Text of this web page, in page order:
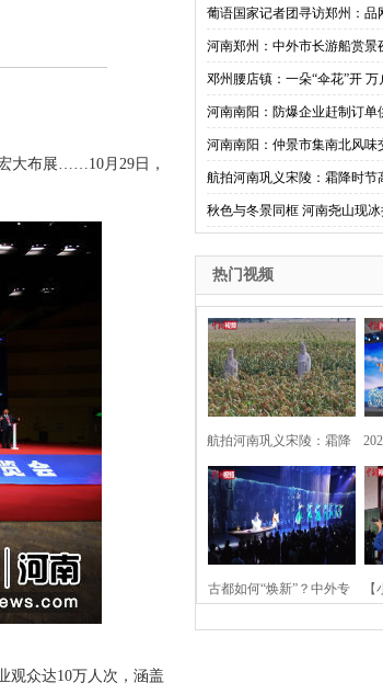
大布展……10月29日，
众达10万人次，涵盖
葡语国家记者团寻访郑州：品
河南郑州：中外市长游船赏景
邓州腰店镇：一朵“伞花”开 万
河南南阳：防爆企业赶制订单
河南南阳：仲景市集南北风味
航拍河南巩义宋陵：霜降时节
秋色与冬景同框 河南尧山现
热门视频
航拍河南巩义宋陵：霜降
时节高粱红
古都如何“焕新”？中外专